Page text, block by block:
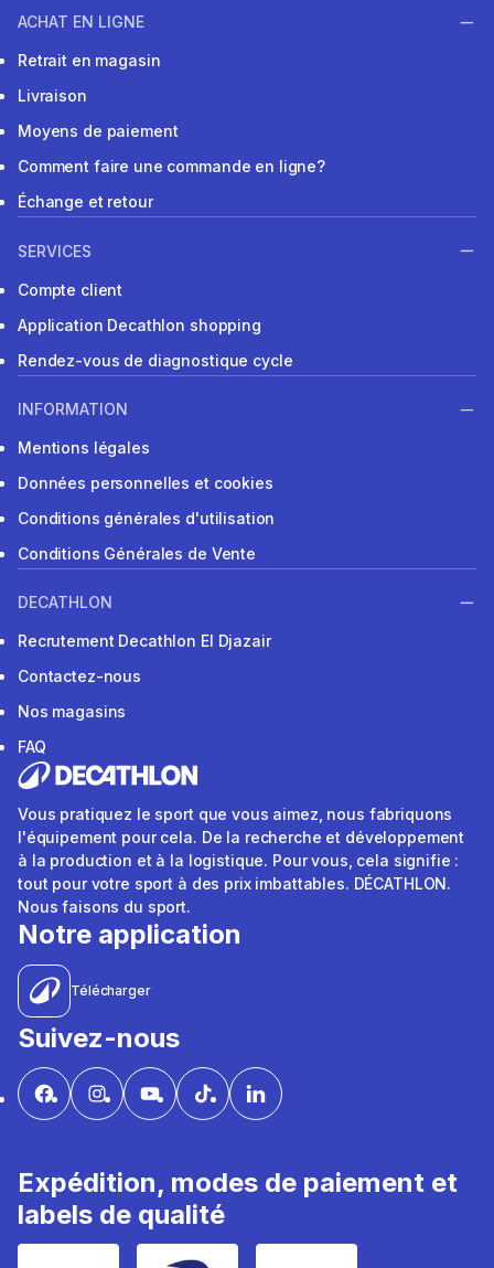
ACHAT EN LIGNE
Retrait en magasin
Livraison
Moyens de paiement
Comment faire une commande en ligne?
Échange et retour
SERVICES
Compte client
Application Decathlon shopping
Rendez-vous de diagnostique cycle
INFORMATION
Mentions légales
Données personnelles et cookies
Conditions générales d'utilisation
Conditions Générales de Vente
DECATHLON
Recrutement Decathlon El Djazair
Contactez-nous
Nos magasins
FAQ
Vous pratiquez le sport que vous aimez, nous fabriquons
l'équipement pour cela. De la recherche et développement
à la production et à la logistique. Pour vous, cela signifie :
tout pour votre sport à des prix imbattables. DÉCATHLON.
Nous faisons du sport.
Notre application
Télécharger
Suivez-nous
Expédition, modes de paiement et
labels de qualité